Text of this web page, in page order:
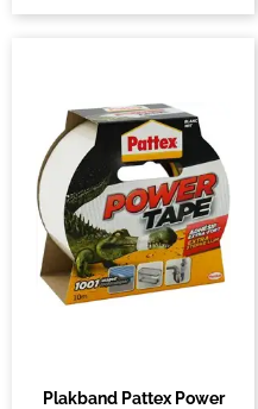
Plakband Pattex Power